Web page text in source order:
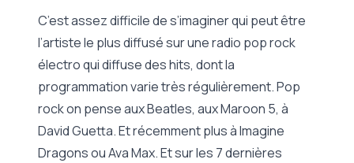
C’est assez difficile de s’imaginer qui peut être
l’artiste le plus diffusé sur une radio pop rock
électro qui diffuse des hits, dont la
programmation varie très régulièrement. Pop
rock on pense aux Beatles, aux Maroon 5, à
David Guetta. Et récemment plus à Imagine
Dragons ou Ava Max. Et sur les 7 dernières